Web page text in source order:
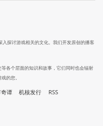
探讨游戏相关的文化。我们开发原创的播客
各个层面的知识和故事，它们同时也会辐射
的您。
谭 机核发行 RSS